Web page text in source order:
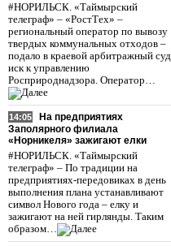
#НОРИЛЬСК. «Таймырский
телеграф» – «РостТех» –
региональный оператор по вывозу
твердых коммунальных отходов –
подало в краевой арбитражный суд
иск к управлению
Росприроднадзора. Оператор…
14:05
На предприятиях
Заполярного филиала
«Норникеля» зажигают елки
#НОРИЛЬСК. «Таймырский
телеграф» – По традиции на
предприятиях-передовиках в день
выполнения плана устанавливают
символ Нового года – елку и
зажигают на ней гирлянды. Таким
образом…